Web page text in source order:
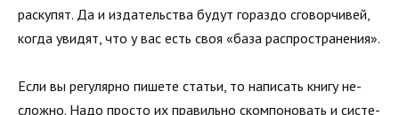
раскупят. Да и издательства будут гораздо сговорчивей,
когда увидят, что у вас есть своя «база распространения».
Если вы регулярно пишете статьи, то написать книгу не­
сложно. Надо просто их правильно скомпоновать и систе­